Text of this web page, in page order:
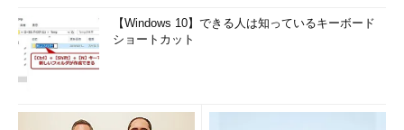
【Windows 10】できる人は知っているキーボード
ショートカット